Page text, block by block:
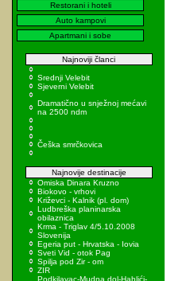
Restorani i hoteli
Auto kampovi
Apartmani i sobe
Najnoviji članci
Srednji Velebit
Sjeverni Velebit
Dramatično u snježnoj mećavi
na 2500 ndm
Češka smrčkovica
Najnovije destinacije
Omiska Dinara Kruzno
Biokovo - vrhovi
Križevci - Kalnik (pl. dom)
Ludbreška planinarska
obilaznica
Krma - Triglav 4/5.10.2008
Slovenija
Egeria put - Hrvatska - Iovia
Sveti Vid - otok Pag
Spilja pod Zir - om
ZIR
Podkilavac-Mudna dol-Hahlići-